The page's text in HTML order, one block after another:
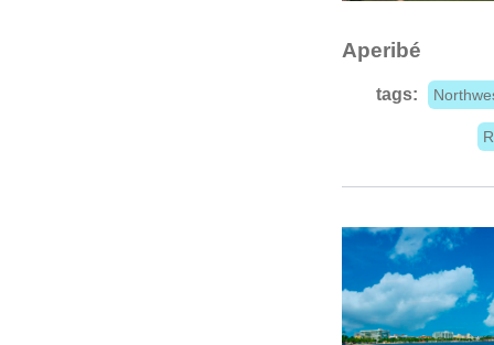
Aperibé
tags: